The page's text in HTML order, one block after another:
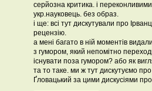
серйозна критика. і
укр.науковець. без образ.
і ще: всі тут дискутували про
рецензію.
а мені багато в ній моментів
з гумором, який непомітно
існувати поза гумором? або як
та то таке. ми ж тут дискутуємо
Ґловацький за цими дискусіями